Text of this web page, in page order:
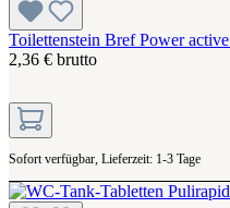
Toilettenstein Bref Power
2,36 € brutto
Sofort verfügbar, Lieferzeit: 1-3 Tage